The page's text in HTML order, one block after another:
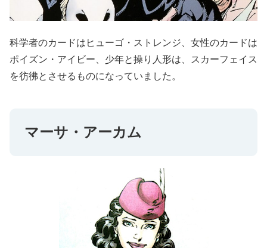
科学者のカードはヒューゴ・ストレンジ、女性のカードは
ポイズン・アイビー、少年と操り人形は、スカーフェイス
を彷彿とさせるものになっていました。
マーサ・アーカム